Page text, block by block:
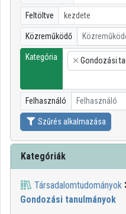
Intézményi felfedezés
Kategóriák
Intézményi listák
Intézmények
Közreműködők
Feltöltve
Közreműködő
Kategória
×
Gondozási
Felhasználó Felhasználó
Szűrés alkalmazása
Kategóriák
Társadalomtudományok
Gondozási tanulmányok